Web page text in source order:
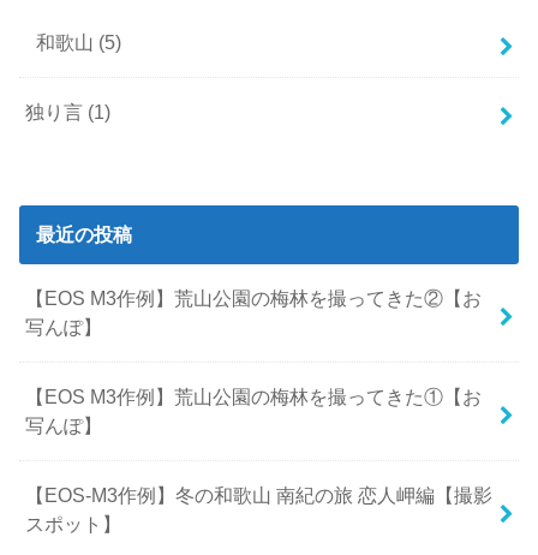
和歌山 (5)
独り言 (1)
最近の投稿
【EOS M3作例】荒山公園の梅林を撮ってきた②【お
写んぽ】
【EOS M3作例】荒山公園の梅林を撮ってきた①【お
写んぽ】
【EOS-M3作例】冬の和歌山 南紀の旅 恋人岬編【撮影
スポット】